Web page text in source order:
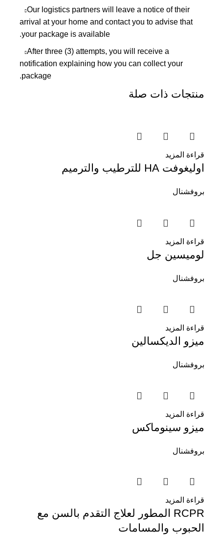
Our logistics partners will leave a notice of their
arrival at your home and contact you to advise that
your package is available.
After three (3) attempts, you will receive a
notification explaining how you can collect your
package.
منتجات ذات صلة
قراءة المزيد
اوليغوفت HA للترطيب والترميم
بروفشنال
قراءة المزيد
لوميسين جل
بروفشنال
قراءة المزيد
ميزو الديكسالين
بروفشنال
قراءة المزيد
ميزو سينوماكس
بروفشنال
قراءة المزيد
RCPR المطور لعلاج التقدم بالسن مع
الحبوب والمسامات